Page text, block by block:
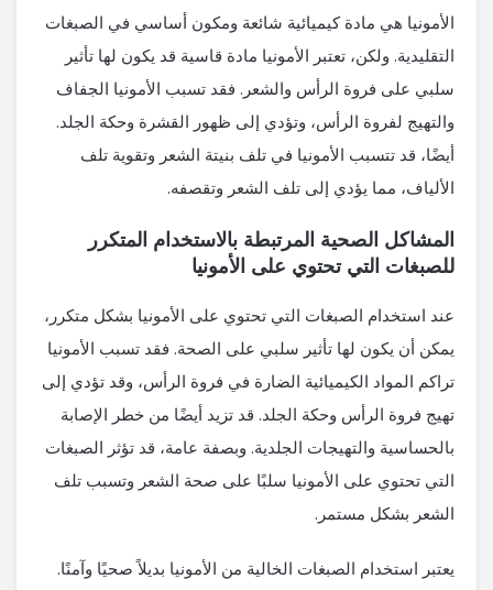
الأمونيا هي مادة كيميائية شائعة ومكون أساسي في الصبغات
التقليدية. ولكن، تعتبر الأمونيا مادة قاسية قد يكون لها تأثير
سلبي على فروة الرأس والشعر. فقد تسبب الأمونيا الجفاف
والتهيج لفروة الرأس، وتؤدي إلى ظهور القشرة وحكة الجلد.
أيضًا، قد تتسبب الأمونيا في تلف بنيتة الشعر وتقوية تلف
الألياف، مما يؤدي إلى تلف الشعر وتقصفه.
المشاكل الصحية المرتبطة بالاستخدام المتكرر
للصبغات التي تحتوي على الأمونيا
عند استخدام الصبغات التي تحتوي على الأمونيا بشكل متكرر،
يمكن أن يكون لها تأثير سلبي على الصحة. فقد تسبب الأمونيا
تراكم المواد الكيميائية الضارة في فروة الرأس، وقد تؤدي إلى
تهيج فروة الرأس وحكة الجلد. قد تزيد أيضًا من خطر الإصابة
بالحساسية والتهيجات الجلدية. وبصفة عامة، قد تؤثر الصبغات
التي تحتوي على الأمونيا سلبًا على صحة الشعر وتسبب تلف
الشعر بشكل مستمر.
يعتبر استخدام الصبغات الخالية من الأمونيا بديلاً صحيًا وآمنًا.